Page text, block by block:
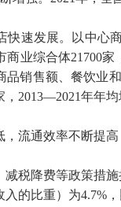
快速发展。以中心
业综合体21700
销售额、餐饮业
2013—2021年年均
，流通效率不断提高
税降费等政策措
的比重）为4.7%